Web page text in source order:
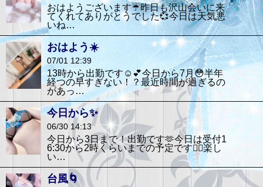
おはようございます☔️昨日も沢山会いに来
てくれてありがとうでした💞今日は天気悪
いね…
おはよう☀️
07/01 12:39
13時から出勤です☺️💕今日から7月😳半年
経つの早すぎない！？最近時間が過ぎるの
があっ…
今日から✨
06/30 14:13
今日から3日まで！出勤です🫶今日は受付1
6:30から2時くらいまでの予定です🙆‍♀️楽し
い…
台風🌀